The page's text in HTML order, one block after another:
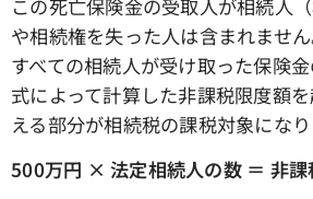
この死亡保険金の受取人が相続人
や相続権を失った人は含まれません
すべての相続人が受け取った保険
式によって計算した非課税限度額
える部分が相続税の課税対象になり
500万円 × 法定相続人の数 ＝ 非課